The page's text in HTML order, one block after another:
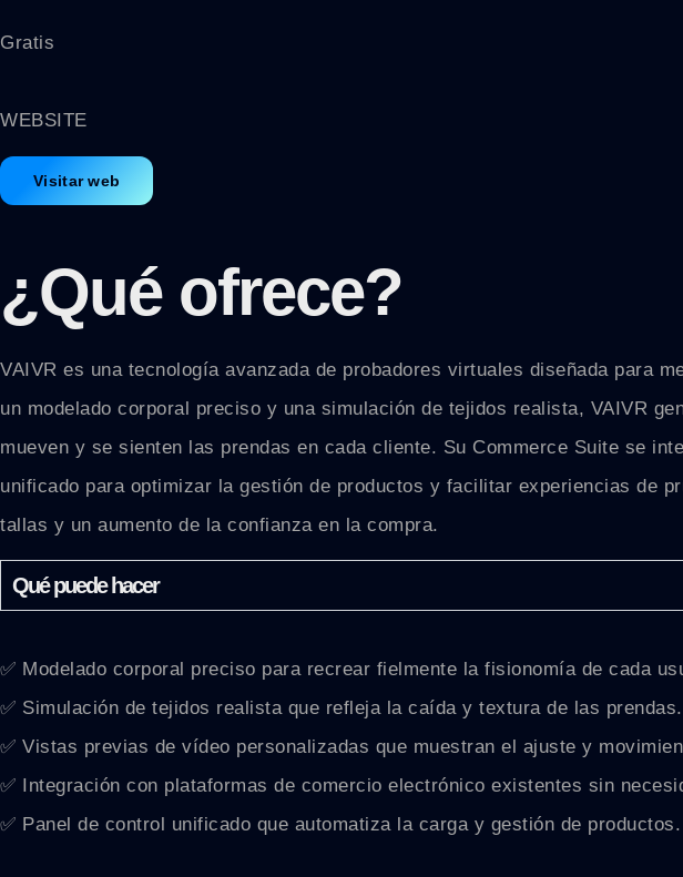
Gratis
WEBSITE
Visitar web
¿Qué ofrece?
VAIVR es una tecnología avanzada de probadores virtuales diseñada para
un modelado corporal preciso y una simulación de tejidos realista, VAIVR
mueven y se sienten las prendas en cada cliente. Su Commerce Suite se
unificado para optimizar la gestión de productos y facilitar experiencias de
tallas y un aumento de la confianza en la compra.
Qué puede hacer
✅ Modelado corporal preciso para recrear fielmente la fisionomía de cada
✅ Simulación de tejidos realista que refleja la caída y textura de las prendas.
✅ Vistas previas de vídeo personalizadas que muestran el ajuste y
✅ Integración con plataformas de comercio electrónico existentes sin
✅ Panel de control unificado que automatiza la carga y gestión de productos.